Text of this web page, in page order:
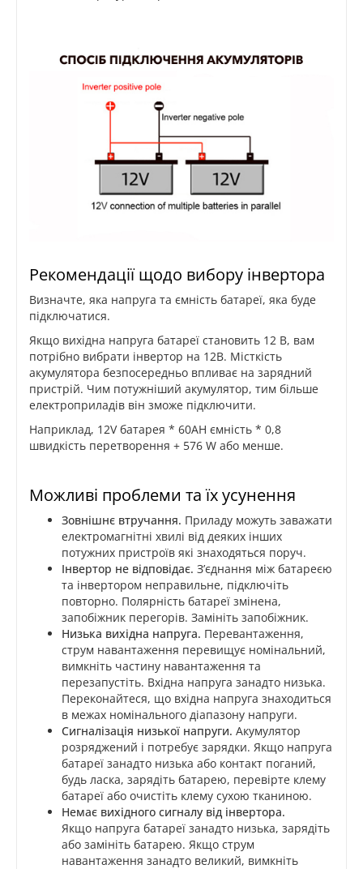
Рекомендації щодо вибору інвертора
Визначте, яка напруга та ємність батареї, яка буде
підключатися.
Якщо вихідна напруга батареї становить 12 В, вам
потрібно вибрати інвертор на 12В. Місткість
акумулятора безпосередньо впливає на зарядний
пристрій. Чим потужніший акумулятор, тим більше
електроприладів він зможе підключити.
Наприклад, 12V батарея * 60AH ємність * 0,8
швидкість перетворення + 576 W або менше.
Можливі проблеми та їх усунення
Зовнішнє втручання. Приладу можуть заважати
електромагнітні хвилі від деяких інших
потужних пристроїв які знаходяться поруч.
Інвертор не відповідає. З’єднання між батареєю
та інвертором неправильне, підключіть
повторно. Полярність батареї змінена,
запобіжник перегорів. Замініть запобіжник.
Низька вихідна напруга. Перевантаження,
струм навантаження перевищує номінальний,
вимкніть частину навантаження та
перезапустіть. Вхідна напруга занадто низька.
Переконайтеся, що вхідна напруга знаходиться
в межах номінального діапазону напруги.
Сигналізація низької напруги. Акумулятор
розряджений і потребує зарядки. Якщо напруга
батареї занадто низька або контакт поганий,
будь ласка, зарядіть батарею, перевірте клему
батареї або очистіть клему сухою тканиною.
Немає вихідного сигналу від інвертора.
Якщо напруга батареї занадто низька, зарядіть
або замініть батарею. Якщо струм
навантаження занадто великий, вимкніть